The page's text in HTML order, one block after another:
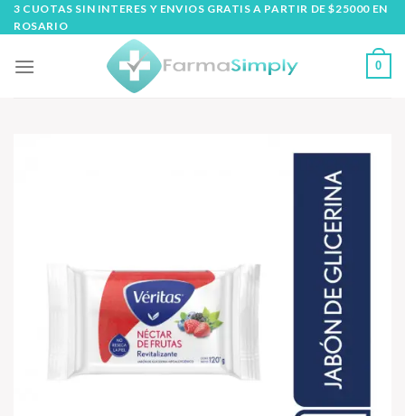
Skip
to
3 CUOTAS SIN INTERES Y ENVIOS GRATIS A PARTIR DE $25000 EN
ROSARIO
0